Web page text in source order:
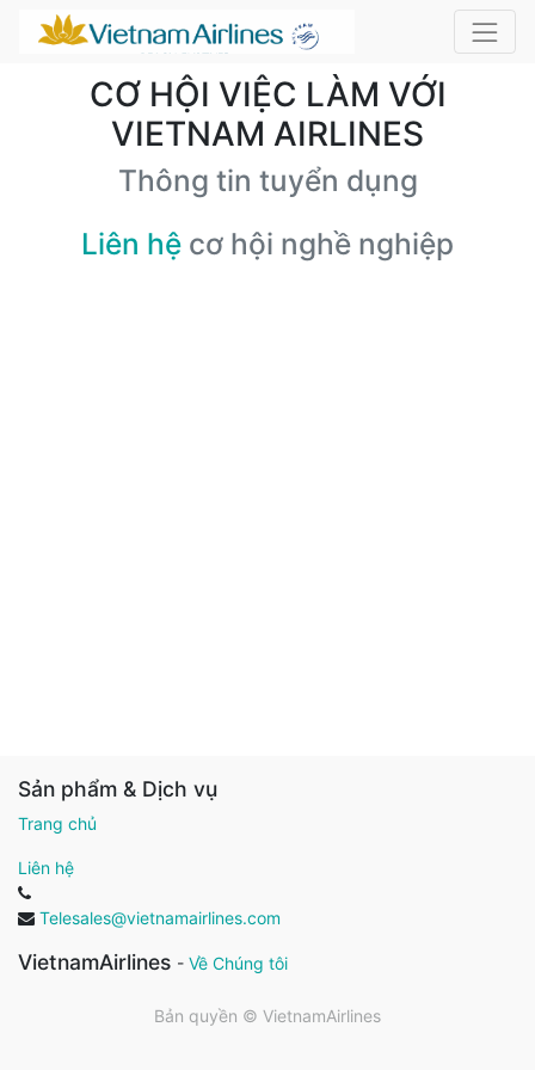
CƠ HỘI VIỆC LÀM VỚI
VIETNAM AIRLINES
Thông tin tuyển dụng
Liên hệ cơ hội nghề nghiệp
Sản phẩm & Dịch vụ
Trang chủ
Liên hệ
Telesales@vietnamairlines.com
VietnamAirlines - Về Chúng tôi
Bản quyền © VietnamAirlines